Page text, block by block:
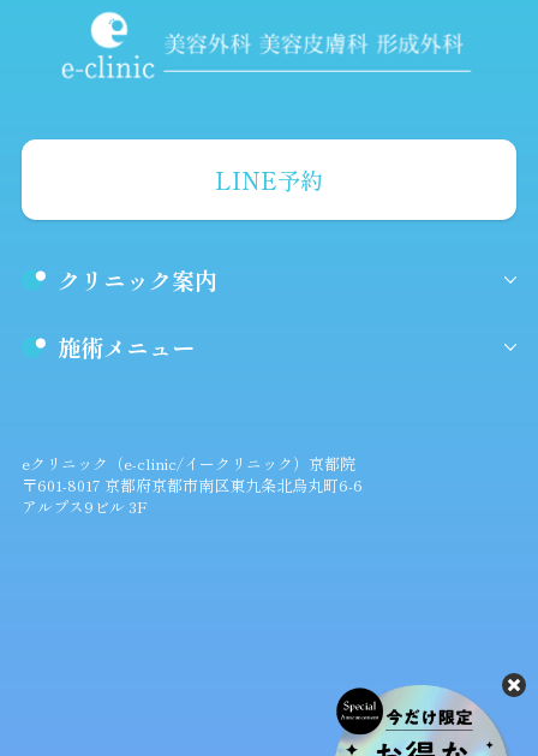
LINE予約
クリニック案内
施術メニュー
eクリニック（e-clinic/イークリニック）京都院
〒601-8017 京都府京都市南区東九条北烏丸町6-6
アルプス9ビル 3F